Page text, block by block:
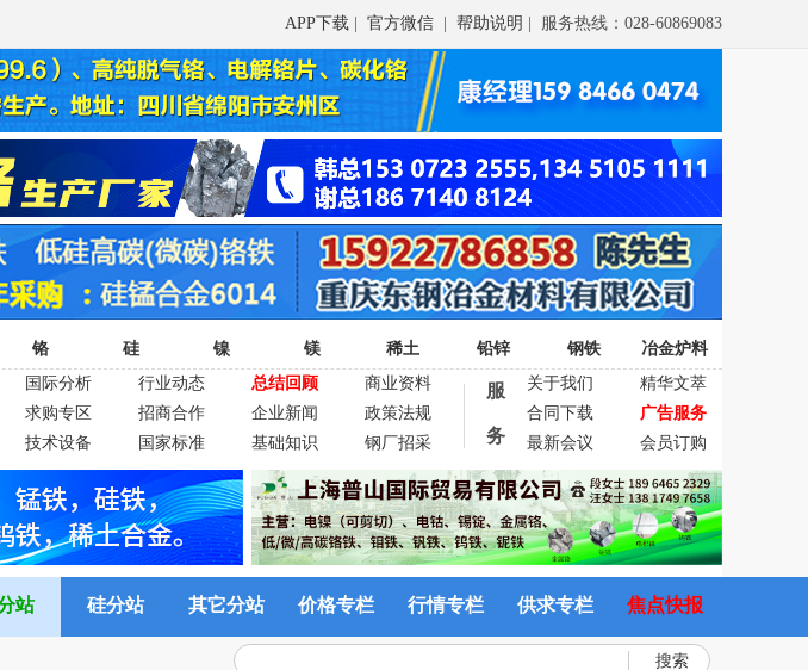
APP下载 官方微信 帮助说明 | 服务热线：028-60869083
铬 硅 镍 镁 稀土 铅锌 钢铁 冶金炉料
国际分析 行业动态 总结回顾
商业资料
求购专区 招商合作 企业新闻
政策法规
技术设备 国家标准 基础知识 钢厂招采
服
务
关于我们
精华文萃
合同下载
广告服务
最新会议
会员订购
站 硅分站 其它分站 价格专栏 行情专栏 供求专栏 焦点快报
搜索